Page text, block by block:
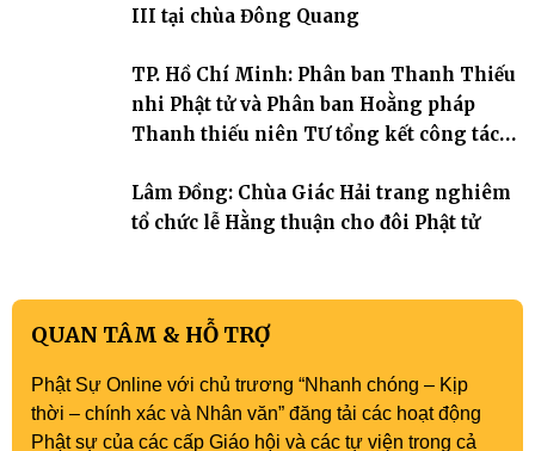
III tại chùa Đông Quang
TP. Hồ Chí Minh: Phân ban Thanh Thiếu
nhi Phật tử và Phân ban Hoằng pháp
Thanh thiếu niên TƯ tổng kết công tác
Lâm Đồng: Chùa Giác Hải trang nghiêm
tổ chức lễ Hằng thuận cho đôi Phật tử
QUAN TÂM & HỖ TRỢ
Phật Sự Online với chủ trương “Nhanh chóng – Kịp
thời – chính xác và Nhân văn” đăng tải các hoạt động
Phật sự của các cấp Giáo hội và các tự viện trong cả